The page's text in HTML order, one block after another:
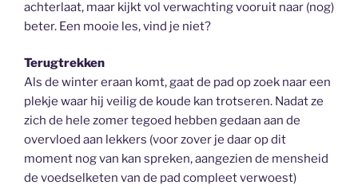
achterlaat, maar kijkt vol verwachting vooruit naar (nog)
beter. Een mooie les, vind je niet?
Terugtrekken
Als de winter eraan komt, gaat de pad op zoek naar een
plekje waar hij veilig de koude kan trotseren. Nadat ze
zich de hele zomer tegoed hebben gedaan aan de
overvloed aan lekkers (voor zover je daar op dit
moment nog van kan spreken, aangezien de mensheid
de voedselketen van de pad compleet verwoest)